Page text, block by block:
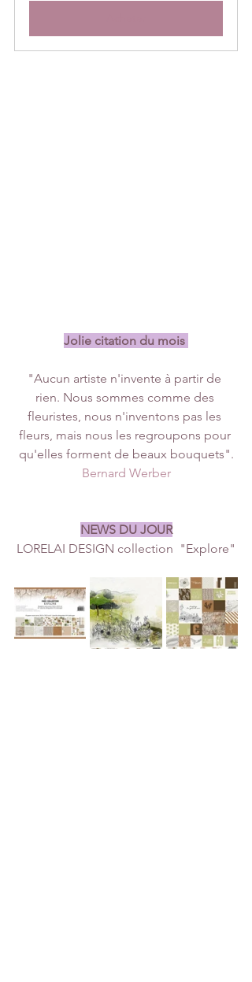
Jolie citation du mois
"Aucun artiste n'invente à partir de
rien. Nous sommes comme des
fleuristes, nous n'inventons pas les
fleurs, mais nous les regroupons pour
qu'elles forment de beaux bouquets".
Bernard Werber
NEWS DU JOUR
LORELAI DESIGN collection  "Explore"